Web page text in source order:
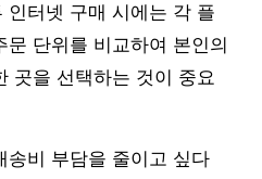
인터넷 구매 시에는 각 플
단위를 비교하여 본인의
곳을 선택하는 것이 중요
송비 부담을 줄이고 싶다